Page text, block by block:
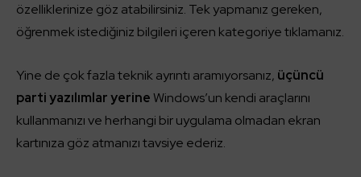
özelliklerinize göz atabilirsiniz. Tek yapmanız gereken,
öğrenmek istediğiniz bilgileri içeren kategoriye tıklamanız.
Yine de çok fazla teknik ayrıntı aramıyorsanız, üçüncü
parti yazılımlar yerineWindows’un kendi araçlarını
kullanmanızı ve herhangi bir uygulama olmadan ekran
kartınıza göz atmanızı tavsiye ederiz.